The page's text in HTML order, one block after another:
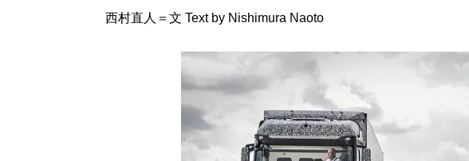
西村直人＝文 Text by Nishimura Naoto